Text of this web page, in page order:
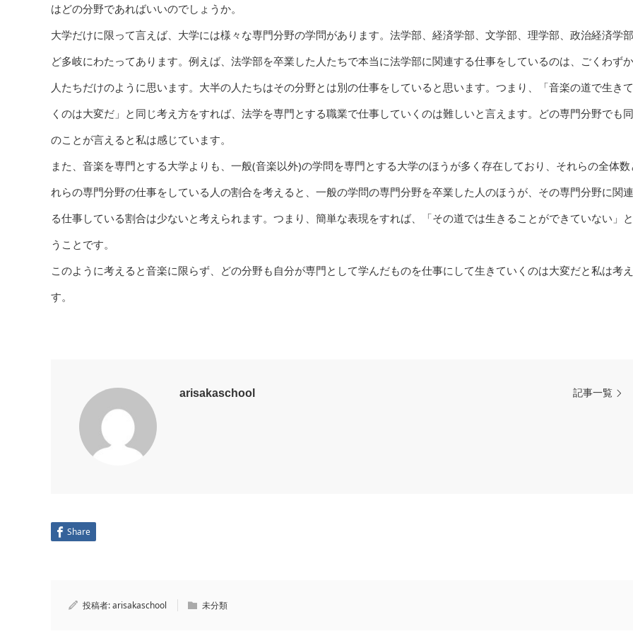
はどの分野であればいいのでしょうか。
大学だけに限って言えば、大学には様々な専門分野の学問があります。法学部、経済学部、文学部、理学部、政治経済学
ど多岐にわたってあります。例えば、法学部を卒業した人たちで本当に法学部に関連する仕事をしているのは、ごくわず
人たちだけのように思います。大半の人たちはその分野とは別の仕事をしていると思います。つまり、「音楽の道で生き
くのは大変だ」と同じ考え方をすれば、法学を専門とする職業で仕事していくのは難しいと言えます。どの専門分野でも
のことが言えると私は感じています。
また、音楽を専門とする大学よりも、一般(音楽以外)の学問を専門とする大学のほうが多く存在しており、それらの全体数
れらの専門分野の仕事をしている人の割合を考えると、一般の学問の専門分野を卒業した人のほうが、その専門分野に関
る仕事している割合は少ないと考えられます。つまり、簡単な表現をすれば、「その道では生きることができていない」
うことです。
このように考えると音楽に限らず、どの分野も自分が専門として学んだものを仕事にして生きていくのは大変だと私は考
す。
arisakaschool 記事一覧
Share
投稿者:arisakaschool 未分類